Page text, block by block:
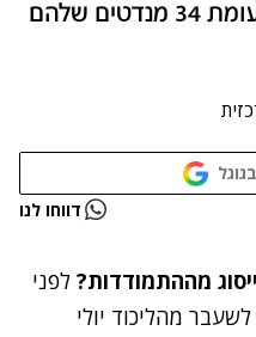
מגיע ל-20 מנדטים בלבד, לעומת 34 מנדטים שלהם
דווחו לנו
מההתמודדות? לפני
מהליכוד יולי